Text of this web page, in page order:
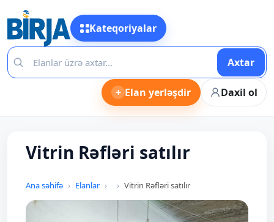
Kateqoriyalar
Axtar
+ Elan yerləşdir Daxil ol
Vitrin Rəfləri satılır
Ana səhifə Elanlar Vitrin Rəfləri satılır